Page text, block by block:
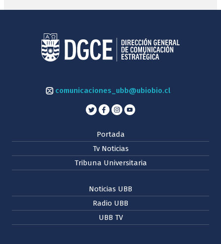
comunicaciones_ubb@ubiobio.cl
Portada
Tv Noticias
Tribuna Universitaria
Noticias UBB
Radio UBB
UBB TV